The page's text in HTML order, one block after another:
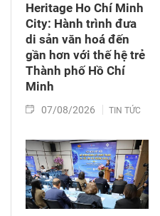
Heritage Ho Chí Minh
City: Hành trình đưa
di sản văn hoá đến
gần hơn với thế hệ trẻ
Thành phố Hồ Chí
Minh
07/08/2026 TIN TỨC